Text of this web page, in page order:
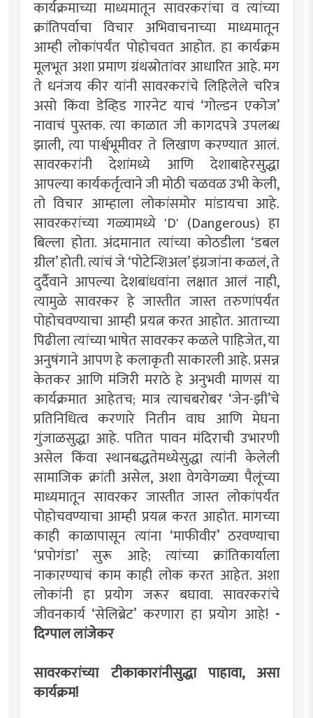
कार्यक्रमाच्या माध्यमातून सावरकरांचा व त्यांच्या
क्रांतिपर्वाचा विचार अभिवाचनाच्या माध्यमातून
आम्ही लोकांपर्यंत पोहोचवत आहोत. हा कार्यक्रम
मूलभूत अशा प्रमाण ग्रंथस्रोतांवर आधारित आहे. मग
ते धनंजय कीर यांनी सावरकरांचे लिहिलेले चरित्र
असो किंवा डेव्हिड गारनेट याचं ‘गोल्डन एकोज’
नावाचं पुस्तक. त्या काळात जी कागदपत्रे उपलब्ध
झाली, त्या पार्श्वभूमीवर ते लिखाण करण्यात आलं.
सावरकरांनी देशांमध्ये आणि देशाबाहेरसुद्धा
आपल्या कार्यकर्तृत्वाने जी मोठी चळवळ उभी केली,
तो विचार आम्हाला लोकांसमोर मांडायचा आहे.
सावरकरांच्या गळ्यामध्ये 'D' (Dangerous) हा
बिल्ला होता. अंदमानात त्यांच्या कोठडीला ‘डबल
ग्रील’ होती. त्यांचं जे ‘पोटेन्शिअल’ इंग्रजांना कळलं, ते
दुर्दैवाने आपल्या देशबांधवांना लक्षात आलं नाही,
त्यामुळे सावरकर हे जास्तीत जास्त तरुणांपर्यंत
पोहोचवण्याचा आम्ही प्रयत्न करत आहोत. आताच्या
पिढीला त्यांच्या भाषेत सावरकर कळले पाहिजेत, या
अनुषंगाने आपण हे कलाकृती साकारली आहे. प्रसन्न
केतकर आणि मंजिरी मराठे हे अनुभवी माणसं या
कार्यक्रमात आहेतच; मात्र त्याचबरोबर ‘जेन-झी’चे
प्रतिनिधित्व करणारे नितीन वाघ आणि मेघना
गुंजाळसुद्धा आहे. पतित पावन मंदिराची उभारणी
असेल किंवा स्थानबद्धतेमध्येसुद्धा त्यांनी केलेली
सामाजिक क्रांती असेल, अशा वेगवेगळ्या पैलूंच्या
माध्यमातून सावरकर जास्तीत जास्त लोकांपर्यंत
पोहोचवण्याचा आम्ही प्रयत्न करत आहोत. मागच्या
काही काळापासून त्यांना ‘माफीवीर’ ठरवण्याचा
‘प्रपोगंडा’ सुरू आहे; त्यांच्या क्रांतिकार्याला
नाकारण्याचं काम काही लोक करत आहेत. अशा
लोकांनी हा प्रयोग जरूर बघावा. सावरकरांचे
जीवनकार्य ‘सेलिब्रेट’ करणारा हा प्रयोग आहे! -
दिग्पाल लांजेकर
सावरकरांच्या टीकाकारांनीसुद्धा पाहावा, असा
कार्यक्रम!